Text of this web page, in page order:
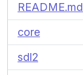
README.md
core
sdl2